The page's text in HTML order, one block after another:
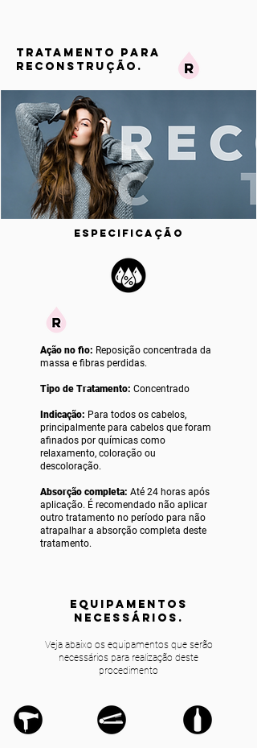
TRATAMENTO PARA
RECONSTRUÇÃO.
ESPECIFICAÇÃO
Ação no fio: Reposição concentrada da
massa e fibras perdidas.
Tipo de Tratamento: Concentrado
Indicação: Para todos os cabelos,
principalmente para cabelos que foram
afinados por químicas como
relaxamento, coloração ou
descoloração.
Absorção completa: Até 24 horas após
aplicação. É recomendado não aplicar
outro tratamento no período para não
atrapalhar a absorção completa deste
tratamento.
equipamentos
NECESSÁRIOS.
Veja abaixo os equipamentos que serão
necessários para realização deste
procedimento